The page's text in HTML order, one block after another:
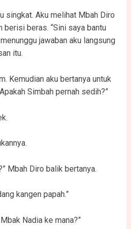
singkat. Aku melihat Mbah Diro
beras. “Sini saya bantu
jawaban aku langsung
itu.
Kemudian aku bertanya untuk
Simbah pernah sedih?”
Mbah Diro balik bertanya.
kangen papah.”
Nadia ke mana?”